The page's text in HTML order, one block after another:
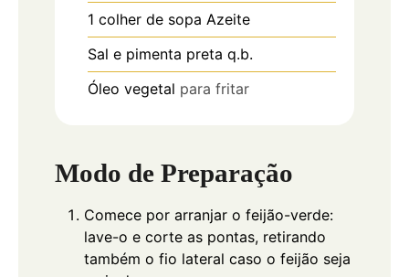
1 colher de sopa Azeite
Sal e pimenta preta q.b.
Óleo vegetal para fritar
Modo de Preparação
Comece por arranjar o feijão-verde:
lave-o e corte as pontas, retirando
também o fio lateral caso o feijão seja